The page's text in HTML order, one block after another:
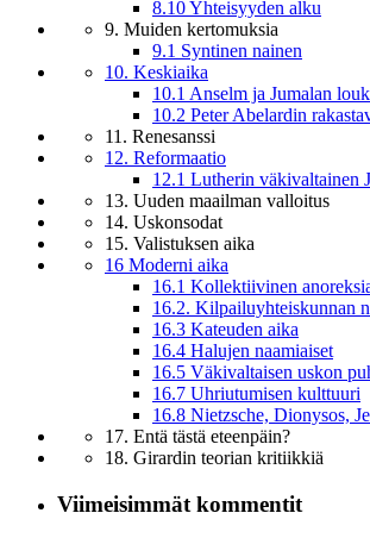
8.10 Yhteisyyden alku
9. Muiden kertomuksia
9.1 Syntinen nainen
10. Keskiaika
10.1 Anselm ja Jumalan
10.2 Peter Abelardin
11. Renesanssi
12. Reformaatio
12.1 Lutherin väkivaltainen
13. Uuden maailman valloitus
14. Uskonsodat
15. Valistuksen aika
16 Moderni aika
16.1 Kollektiivinen
16.2. Kilpailuyhteiskunnan
16.3 Kateuden aika
16.4 Halujen naamiaiset
16.5 Väkivaltaisen uskon
16.7 Uhriutumisen kulttuuri
16.8 Nietzsche, Dionysos,
17. Entä tästä eteenpäin?
18. Girardin teorian kritiikkiä
Viimeisimmät kommentit